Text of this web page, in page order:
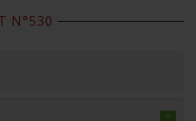
N°530